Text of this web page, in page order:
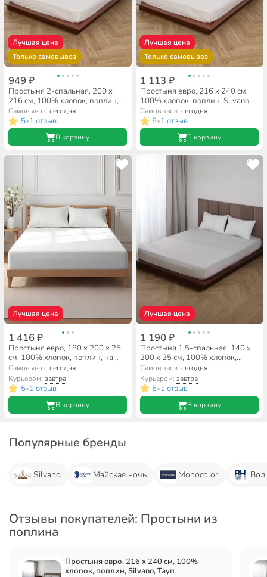
Лучшая цена
Только самовывоз
949 ₽
Простыня 2-спальная, 200 х
216 см, 100% хлопок, поплин,
Silvano, Белый
Самовывоз:сегодня
5•1 отзыв
В корзину
Лучшая цена
Только самовывоз
1 113 ₽
Простыня евро, 216 х 240 см,
100% хлопок, поплин, Silvano,
Белый
Самовывоз: сегодня
5•1 отзыв
В корзину
Лучшая цена
1 416 ₽
Простыня евро, 180 х 200 х 25
см, 100% хлопок, поплин, на
резинке, Silvano, Белый
Самовывоз:сегодня
Курьером:завтра
5•1 отзыв
В корзину
Лучшая цена
1 190 ₽
Простыня 1.5-спальная, 140 х
200 х 25 см, 100% хлопок,
поплин, на резинке, Silvano,
Тауп
Самовывоз: сегодня
Курьером: завтра
5•1 отзыв
В корзину
Популярные бренды
Silvano Майская ночь Monocolor
Отзывы покупателей: Простыни из
поплина
Простыня евро, 216 х 240 см, 100%
хлопок, поплин, Silvano, Тауп